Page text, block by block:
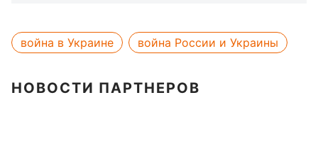
война в Украине война России и Украины
НОВОСТИ ПАРТНЕРОВ